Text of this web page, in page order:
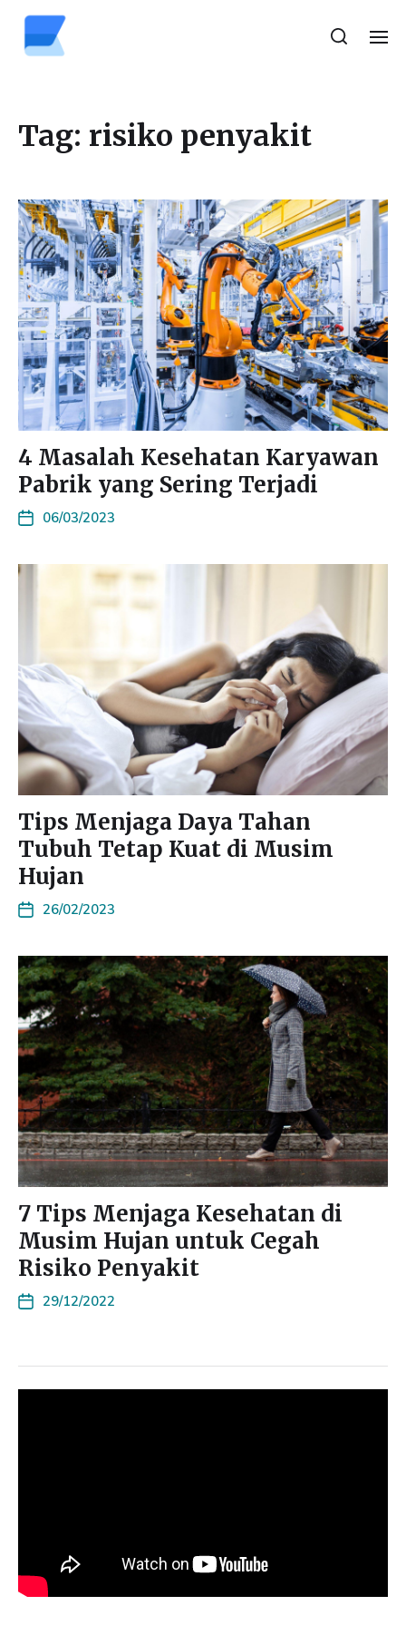
Tag: risiko penyakit
4 Masalah Kesehatan Karyawan
Pabrik yang Sering Terjadi
06/03/2023
Tips Menjaga Daya Tahan
Tubuh Tetap Kuat di Musim
Hujan
26/02/2023
7 Tips Menjaga Kesehatan di
Musim Hujan untuk Cegah
Risiko Penyakit
29/12/2022